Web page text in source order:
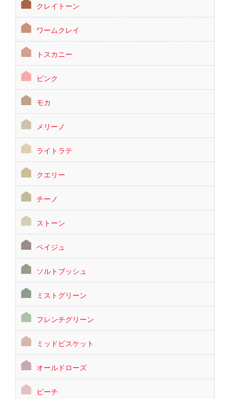
クレイトーン
ワームクレイ
トスカニー
ピンク
モカ
メリーノ
ライトラテ
クエリー
チーノ
ストーン
ベイジュ
ソルトブッシュ
ミストグリーン
フレンチグリーン
ミッドビスケット
オールドローズ
ピーチ